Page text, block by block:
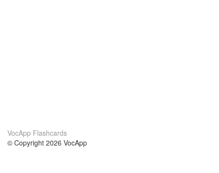
VocApp Flashcards
© Copyright 2026 VocApp